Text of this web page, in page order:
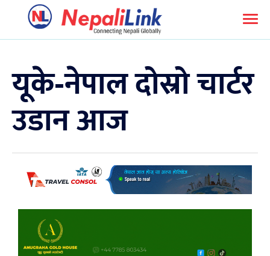
यूके-नेपाल दोस्रो चार्टर
उडान आज